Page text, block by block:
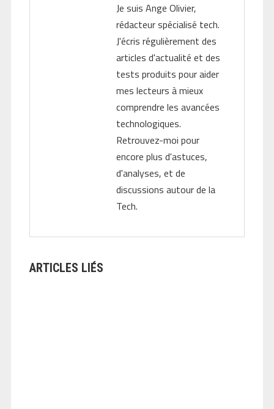
Je suis Ange Olivier,
rédacteur spécialisé tech.
J'écris régulièrement des
articles d'actualité et des
tests produits pour aider
mes lecteurs à mieux
comprendre les avancées
technologiques.
Retrouvez-moi pour
encore plus d'astuces,
d'analyses, et de
discussions autour de la
Tech.
ARTICLES LIÉS